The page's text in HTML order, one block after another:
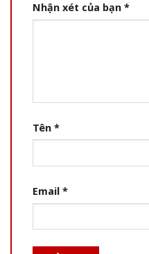
Nhận xét của bạn *
Tên *
Email *